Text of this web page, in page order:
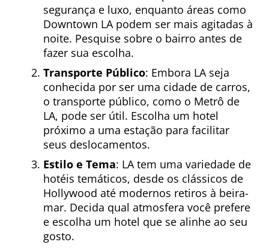
segurança e luxo, enquanto áreas como
Downtown LA podem ser mais agitadas à
noite. Pesquise sobre o bairro antes de
fazer sua escolha.
Transporte Público: Embora LA seja
conhecida por ser uma cidade de carros,
o transporte público, como o Metrô de
LA, pode ser útil. Escolha um hotel
próximo a uma estação para facilitar
seus deslocamentos.
Estilo e Tema: LA tem uma variedade de
hotéis temáticos, desde os clássicos de
Hollywood até modernos retiros à beira-
mar. Decida qual atmosfera você prefere
e escolha um hotel que se alinhe ao seu
gosto.